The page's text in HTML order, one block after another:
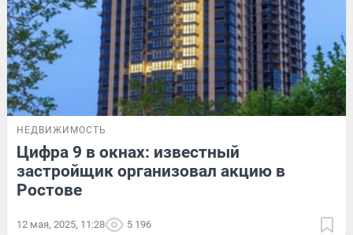
НЕДВИЖИМОСТЬ
Цифра 9 в окнах: известный
застройщик организовал акцию в
Ростове
12 мая, 2025, 11:28 5 196